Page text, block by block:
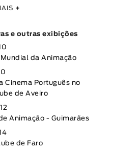
+
e outras exibições
Mundial da Animação
Cinema Português no
de Aveiro
Animação - Guimarães
de Faro